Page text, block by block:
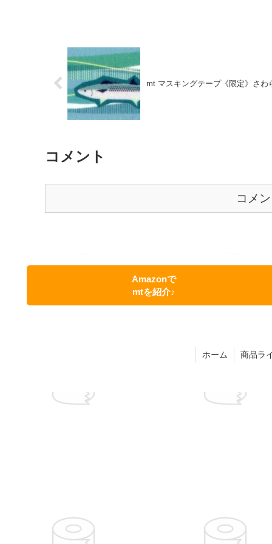
mt マスキングテープ《限定》さわ
コメント
コメ
Amazonで
mtを紹介♪
ホーム 商品ラ